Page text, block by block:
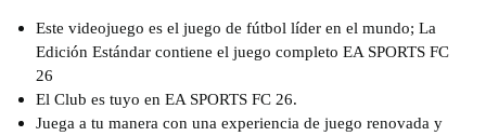
Este videojuego es el juego de fútbol líder en el mundo; La
Edición Estándar contiene el juego completo EA SPORTS FC
26
El Club es tuyo en EA SPORTS FC 26.
Juega a tu manera con una experiencia de juego renovada y